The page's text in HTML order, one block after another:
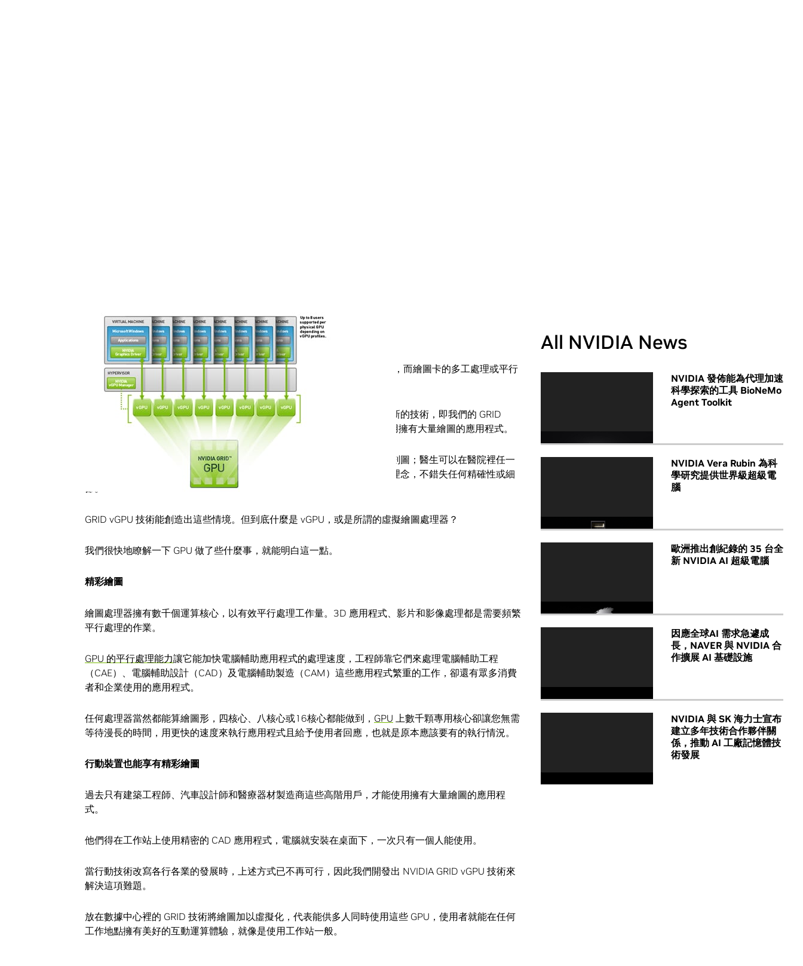
PC 和工作站使用者長期以來一直倚賴 NVIDIA 的繪圖卡來處理他們的工作，而繪圖卡的多工處理或平行
處理能力，使得人們能使用複雜的影片和繪圖應用程式。
如今，隨著員工可以透過平板電腦和智慧型手機在遠端執行工作，也出現新的技術，即我們的 GRID
vGPU 技術。 NVIDIA GRID 虛擬化技術讓人們可以在任何連網裝置上，使用擁有大量繪圖的應用程式。
總公司裡的工程師能連接在工作現場裡的裝置，分享大型建築案的精細規劃圖；醫生可以在醫院裡任一
處通過平板電腦取得病患的病歷資料；而建築師則能在客戶家中分享設計理念，不錯失任何精確性或細
GRID vGPU 技術能創造出這些情境。但到底什麼是 vGPU，或是所謂的虛擬繪圖處理器？
我們很快地瞭解一下 GPU 做了些什麼事，就能明白這一點。
精彩繪圖
繪圖處理器擁有數千個運算核心，以有效平行處理工作量。3D 應用程式、影片和影像處理都是需要頻繁
平行處理的作業。
GPU 的平行處理能力讓它能加快電腦輔助應用程式的處理速度，工程師靠它們來處理電腦輔助工程
（CAE）、電腦輔助設計（CAD）及電腦輔助製造（CAM）這些應用程式繁重的工作，卻還有眾多消費
者和企業使用的應用程式。
任何處理器當然都能算繪圖形，四核心、八核心或16核心都能做到， GPU 上數千顆專用核心卻讓您無需
等待漫長的時間，用更快的速度來執行應用程式且給予使用者回應，也就是原本應該要有的執行情況。
行動裝置也能享有精彩繪圖
過去只有建築工程師、汽車設計師和醫療器材製造商這些高階用戶，才能使用擁有大量繪圖的應用程
式。
他們得在工作站上使用精密的 CAD 應用程式，電腦就安裝在桌面下，一次只有一個人能使用。
當行動技術改寫各行各業的發展時，上述方式已不再可行，因此我們開發出 NVIDIA GRID vGPU 技術來
解決這項難題。
放在數據中心裡的 GRID 技術將繪圖加以虛擬化，代表能供多人同時使用這些 GPU，使用者就能在任何
工作地點擁有美好的互動運算體驗，就像是使用工作站一般。
All NVIDIA News
NVIDIA 發佈能為代理加速
科學探索的工具 BioNeMo
Agent Toolkit
NVIDIA Vera Rubin 為科
學研究提供世界級超級電
腦
歐洲推出創紀錄的 35 台全
新 NVIDIA AI 超級電腦
因應全球AI 需求急遽成
長，NAVER 與 NVIDIA 合
作擴展 AI 基礎設施
NVIDIA 與 SK 海力士宣布
建立多年技術合作夥伴關
係，推動 AI 工廠記憶體技
術發展